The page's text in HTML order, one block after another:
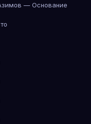
— Основание